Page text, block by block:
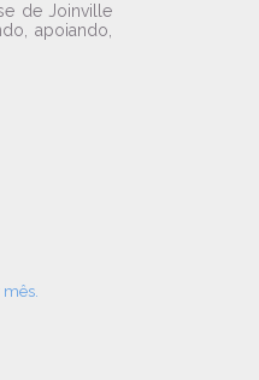
de Joinville
apoiando,